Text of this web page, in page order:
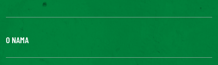
O NAMA
Grupa Bonduelle